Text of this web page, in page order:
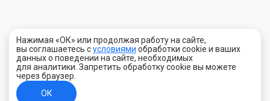
Нажимая «ОК» или продолжая работу на сайте,
вы соглашаетесь сусловиями обработки cookie и ваших
данных о поведении на сайте, необходимых
для аналитики. Запретить обработку cookie вы можете
через браузер.
ОК